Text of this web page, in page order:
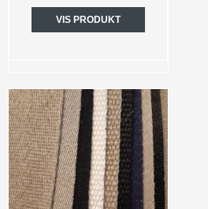
VIS PRODUKT